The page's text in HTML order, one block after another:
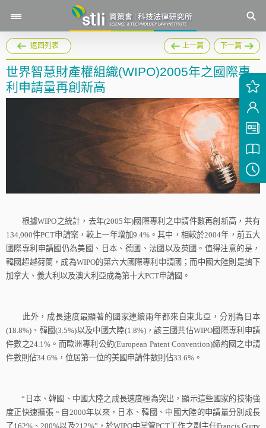
返回列表 上一篇 下一篇
世界智慧財產權組織(WIPO)2005年之國際專
利申請量再創新高
根據WIPO之統計，去年(2005年)國際專利之申請件數再創新高，共有
134,000件PCT申請案，較上一年增加9.4% 。其中，相較於2004年，前五大
國際專利申請國仍為美國、日本、德國、法國以及英國。值得注意的是，
韓國超越荷蘭，成為WIPO的第六大國際專利申請國；而中國大陸則是擠下
加拿大、義大利以及澳大利亞成為第十大PCT申請國。
此外，成長速度最顯著的國家連續兩年都來自東北亞，分別為日本
(18.8%) 、韓國(3.5%)以及中國大陸(1.8%)，該三國共佔WIPO國際專利申請
件數之24.1% 。而歐洲專利公約(European Patent Convention)締約國之申請
件數則佔34.6% ，位居第一位的美國申請件數則佔33.6% 。
“ 日本、韓國、中國大陸之成長速度極為突出，顯示這些國家的技術強
度正快速擴張。自2000年以來，日本、韓國、中國大陸的申請量分別成長
了162% 、200%以及212%” ，於WIPO中掌管PCT工作之副主任Francis Gurry